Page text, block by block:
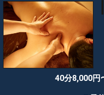
40分8,000円